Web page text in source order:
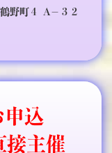
野町４ A－３２
申込
接主催